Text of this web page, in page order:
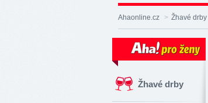
Deník
Aha!
na
Ahaonline.cz > Žhavé drby
Žhavé drby